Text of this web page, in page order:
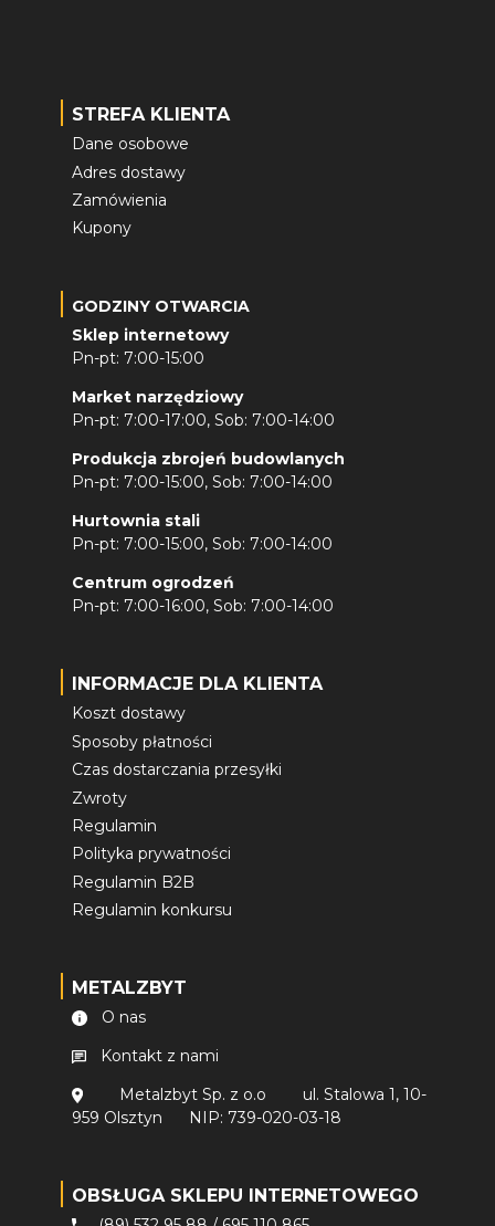
STREFA KLIENTA
Dane osobowe
Adres dostawy
Zamówienia
Kupony
GODZINY OTWARCIA
Sklep internetowy
Pn-pt: 7:00-15:00
Market narzędziowy
Pn-pt: 7:00-17:00, Sob: 7:00-14:00
Produkcja zbrojeń budowlanych
Pn-pt: 7:00-15:00, Sob: 7:00-14:00
Hurtownia stali
Pn-pt: 7:00-15:00, Sob: 7:00-14:00
Centrum ogrodzeń
Pn-pt: 7:00-16:00, Sob: 7:00-14:00
INFORMACJE DLA KLIENTA
Koszt dostawy
Sposoby płatności
Czas dostarczania przesyłki
Zwroty
Regulamin
Polityka prywatności
Regulamin B2B
Regulamin konkursu
METALZBYT
O nas
Kontakt z nami
Metalzbyt Sp. z o.o
ul. Stalowa 1, 10-
959 Olsztyn
NIP: 739-020-03-18
OBSŁUGA SKLEPU INTERNETOWEGO